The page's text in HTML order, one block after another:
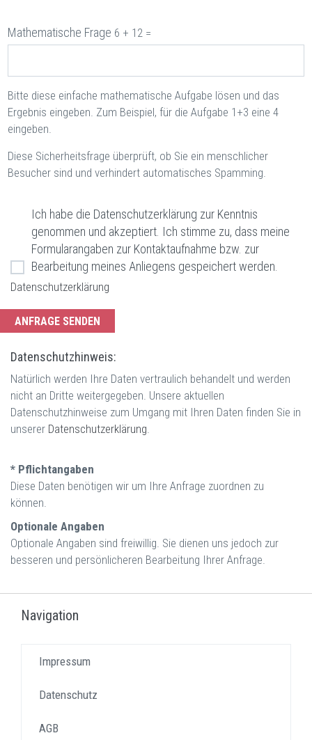
Mathematische Frage 6 + 12 =
Bitte diese einfache mathematische Aufgabe lösen und das
Ergebnis eingeben. Zum Beispiel, für die Aufgabe 1+3 eine 4
eingeben.
Diese Sicherheitsfrage überprüft, ob Sie ein menschlicher
Besucher sind und verhindert automatisches Spamming.
Ich habe die Datenschutzerklärung zur Kenntnis
genommen und akzeptiert. Ich stimme zu, dass meine
Formularangaben zur Kontaktaufnahme bzw. zur
Bearbeitung meines Anliegens gespeichert werden.
Datenschutzerklärung
Datenschutzhinweis:
Natürlich werden Ihre Daten vertraulich behandelt und werden
nicht an Dritte weitergegeben. Unsere aktuellen
Datenschutzhinweise zum Umgang mit Ihren Daten finden Sie in
unserer Datenschutzerklärung.
* Pflichtangaben
Diese Daten benötigen wir um Ihre Anfrage zuordnen zu
können.
Optionale Angaben
Optionale Angaben sind freiwillig. Sie dienen uns jedoch zur
besseren und persönlicheren Bearbeitung Ihrer Anfrage.
Navigation
Impressum
Datenschutz
AGB